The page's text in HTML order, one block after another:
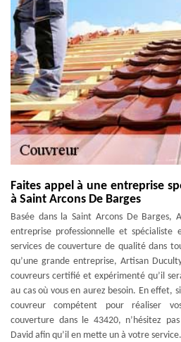
Faites appel à une entreprise
à Saint Arcons De Barges
Basée dans la Saint Arcons De Barges,
entreprise professionnelle et
services de couverture de qualité dans
qu’une grande entreprise, Artisan
couvreurs certifié et expérimenté qu’il
au cas où vous en aurez besoin. En effet,
couvreur compétent pour réaliser
couverture dans le 43420, n’hésitez
David afin qu’il en mette un à votre service.